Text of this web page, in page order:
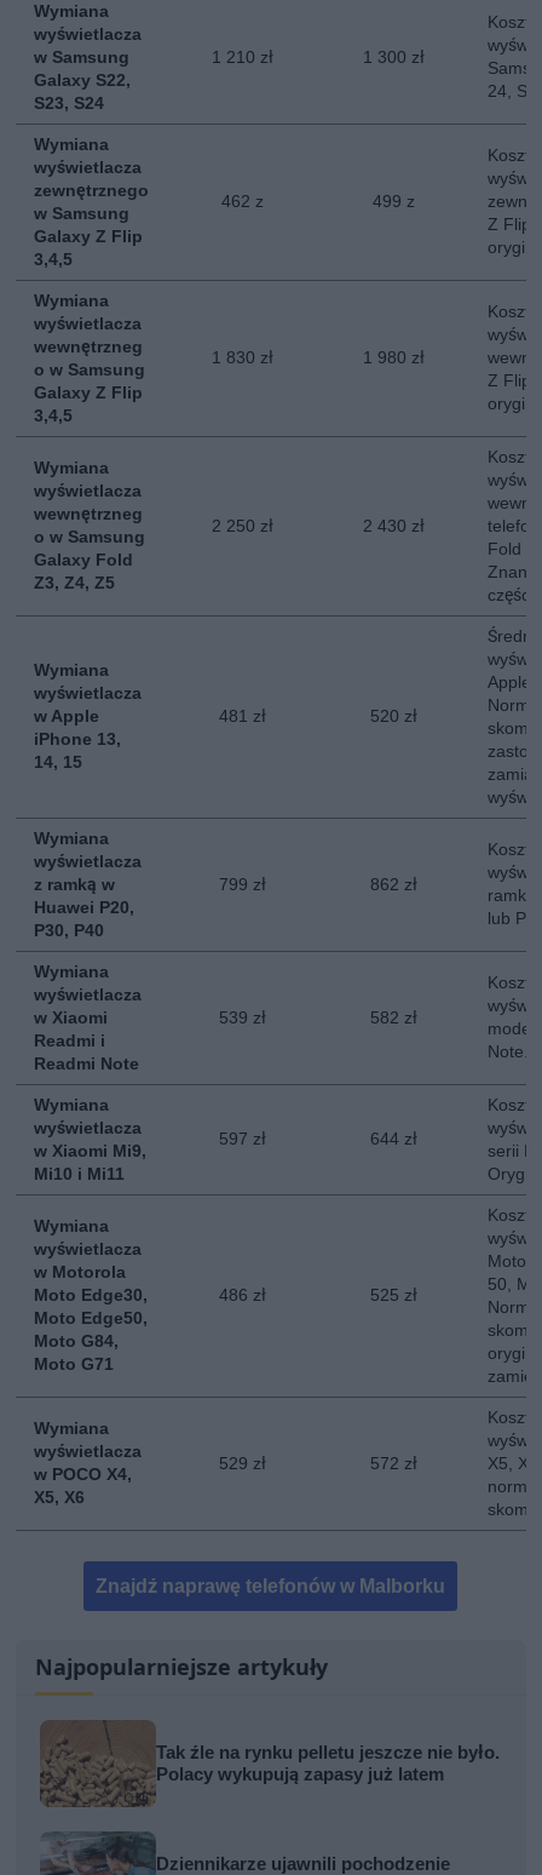
Wymiana
wyświetlacza
w Samsung
Galaxy S22,
S23, S24
1 210 zł 1 300 zł
Koszt
24,
Wymiana
wyświetlacza
zewnętrznego
w Samsung
Galaxy Z Flip
3,4,5
462 z 499 z
Koszt
Z Flip
Wymiana
wyświetlacza
wewnętrzneg
o w Samsung
Galaxy Z Flip
3,4,5
1 830 zł 1 980 zł
Koszt
Z Flip
Wymiana
wyświetlacza
wewnętrzneg
o w Samsung
Galaxy Fold
Z3, Z4, Z5
2 250 zł 2 430 zł
Koszt
Fold
Znany
części.
Wymiana
wyświetlacza
w Apple
iPhone 13,
14, 15
481 zł 520 zł
Średni
Apple
Wymiana
wyświetlacza
z ramką w
Huawei P20,
P30, P40
799 zł 862 zł
Koszt
ramką
lub
Wymiana
wyświetlacza
w Xiaomi
Readmi i
Readmi Note
539 zł 582 zł
Koszt
Note.
Wymiana
wyświetlacza
w Xiaomi Mi9,
Mi10 i Mi11
597 zł 644 zł
Koszt
serii
Wymiana
wyświetlacza
w Motorola
Moto Edge30,
Moto Edge50,
Moto G84,
Moto G71
486 zł 525 zł
Koszt
Moto
50,
Wymiana
wyświetlacza
w POCO X4,
X5, X6
529 zł 572 zł
Koszt
X5,
Znajdź naprawę telefonów w Malborku
Najpopularniejsze artykuły
Tak źle na rynku pelletu jeszcze nie było.
Polacy wykupują zapasy już latem
Dziennikarze ujawnili pochodzenie